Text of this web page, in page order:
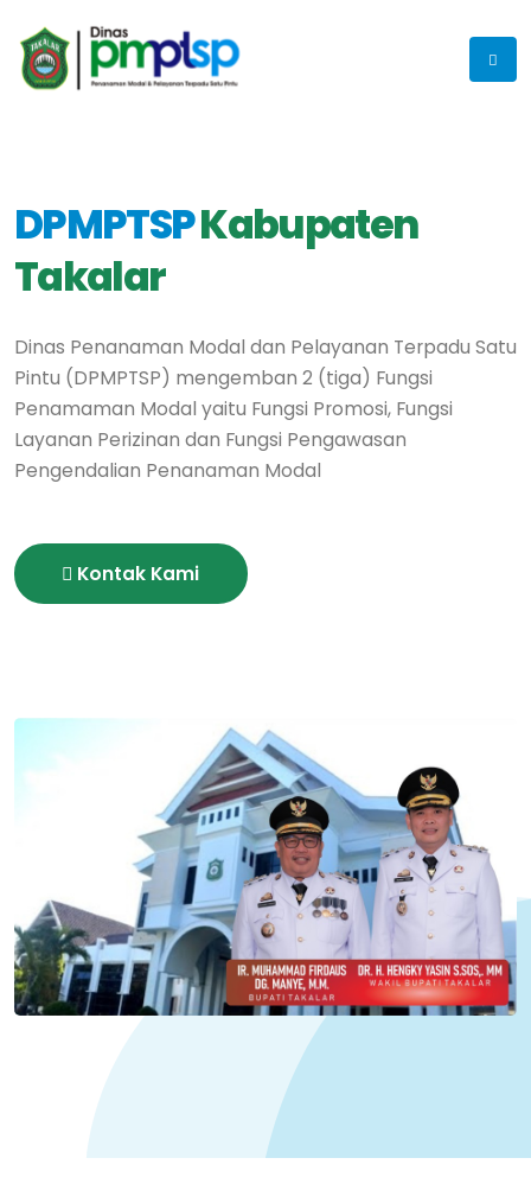
DPMPTSPKabupaten
Takalar
Dinas Penanaman Modal dan Pelayanan Terpadu Satu
Pintu (DPMPTSP) mengemban 2 (tiga) Fungsi
Penamaman Modal yaitu Fungsi Promosi, Fungsi
Layanan Perizinan dan Fungsi Pengawasan
Pengendalian Penanaman Modal
Kontak Kami